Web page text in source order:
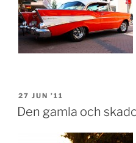
POSTED
ON
27 JUN ’11
Den gamla och